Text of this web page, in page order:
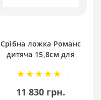
Срібна ложка Романс
дитяча 15,8см для
БР-0046381
11 830 грн.